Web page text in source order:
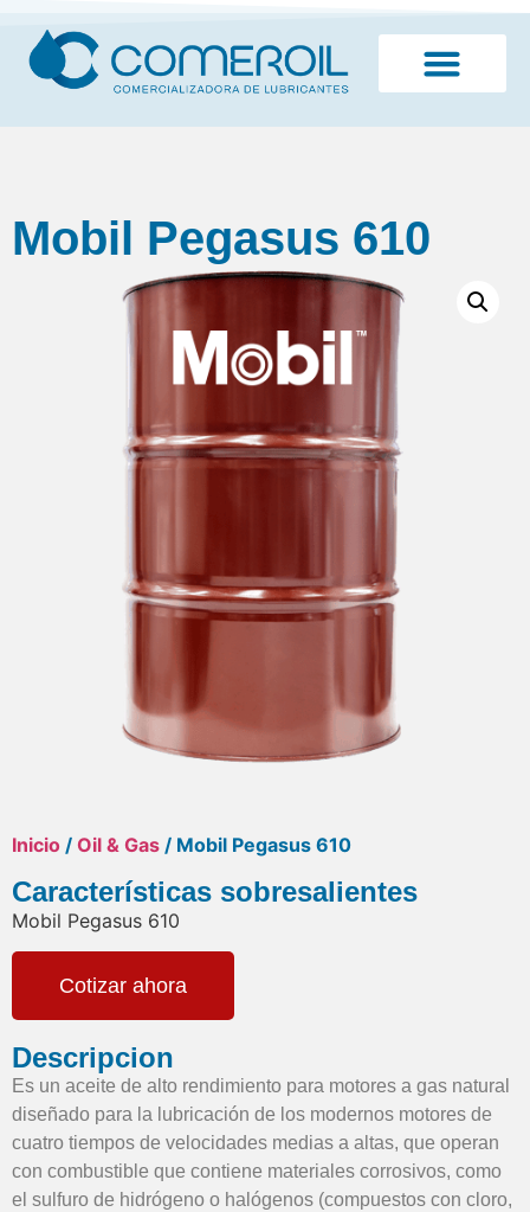
Mobil Pegasus 610
Inicio / Oil & Gas / Mobil Pegasus 610
Características sobresalientes
Mobil Pegasus 610
Cotizar ahora
Descripcion
Es un aceite de alto rendimiento para motores a gas natural
diseñado para la lubricación de los modernos motores de
cuatro tiempos de velocidades medias a altas, que operan
con combustible que contiene materiales corrosivos, como
el sulfuro de hidrógeno o halógenos (compuestos con cloro,